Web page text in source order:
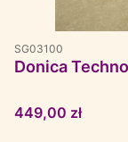
SG03100
Donica
Cena
449,00 zł